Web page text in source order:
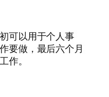
可以用于个人事
要做，最后六个月
作。